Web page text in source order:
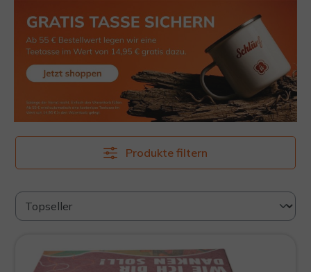
Produkte filtern